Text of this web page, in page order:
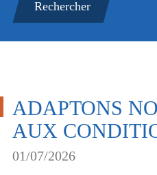
ADAPTONS
AUX
01/07/2026